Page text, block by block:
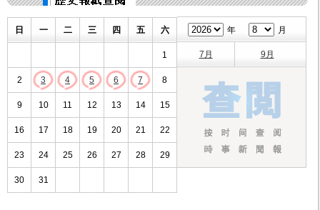
日 一 二 三 四 五 六
1
2 3 4 5 6 7 8
9 10 11 12 13 14 15
16 17 18 19 20 21 22
23 24 25 26 27 28 29
30 31
年 月
7月 9月